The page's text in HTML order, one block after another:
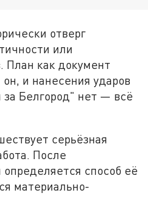
отверг
или
План как документ
и нанесения ударов
за Белгород" нет — всё
серьёзная
После
способ её
материально-